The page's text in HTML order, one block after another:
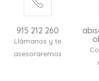
915 212 260
Llámanos y te
asesoraremos